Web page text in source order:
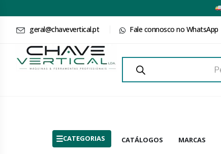
geral@chavevertical.pt Fale connosco no WhatsApp
Products
search
CATEGORIAS CATÁLOGOS MARCAS